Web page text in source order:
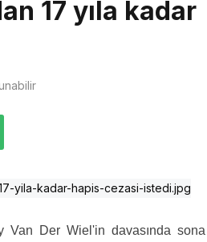
17 yıla kadar
Van Der Wiel'in davasında sona